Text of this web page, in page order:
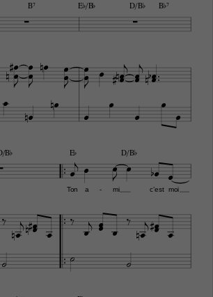
B7 E¨/B¨ D/B¨ B¨7



B¨
Ton
E¨
a mi
-
D/B¨
c’est moi
 








 




  


  
 


 


 
     
  
  
 


 


 
  
  

 

 
  